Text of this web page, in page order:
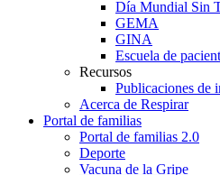
Día Mundial Sin
GEMA
GINA
Escuela de
Recursos
Publicaciones de
Acerca de Respirar
Portal de familias
Portal de familias 2.0
Deporte
Vacuna de la Gripe